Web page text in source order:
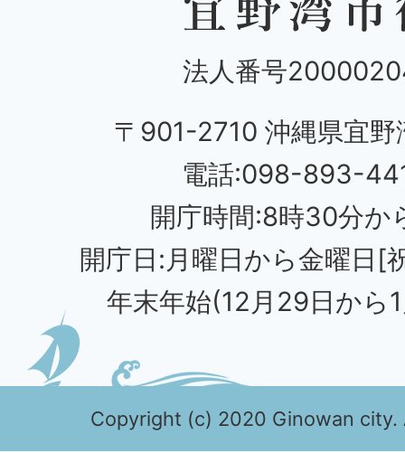
法人番号
〒901-2710 沖縄県宜野
電話:098-893-
開庁時間:8時30分か
開庁日:月曜日から金曜日[
年末年始(12月29日から
Copyright (c) 2020 Ginowan city.